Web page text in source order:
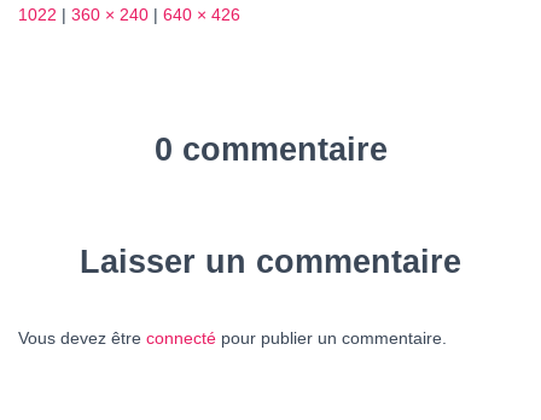
1022 | 360 × 240 | 640 × 426
0 commentaire
Laisser un commentaire
Vous devez être connecté pour publier un commentaire.